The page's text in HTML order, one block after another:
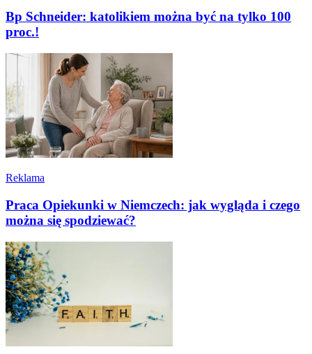
Bp Schneider: katolikiem można być na tylko 100
proc.!
Reklama
Praca Opiekunki w Niemczech: jak wygląda i czego
można się spodziewać?